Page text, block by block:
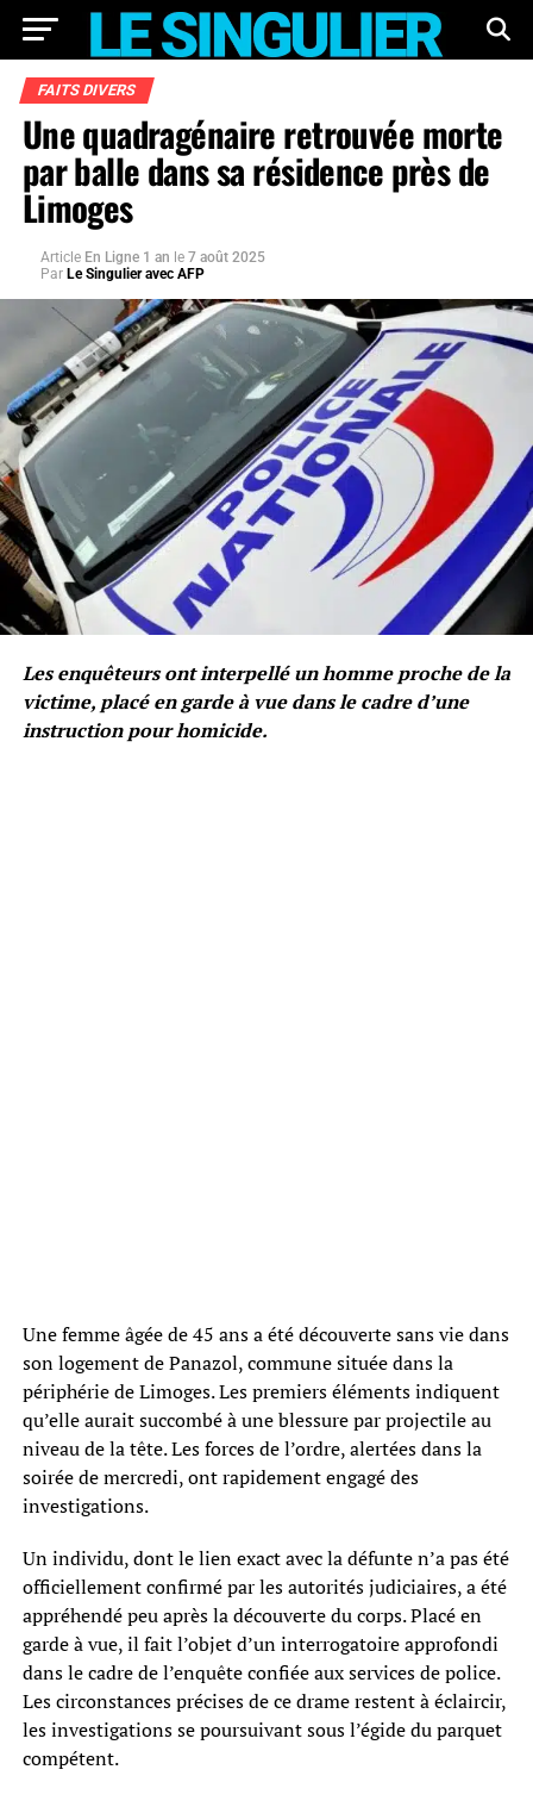
FAITS DIVERS
Une quadragénaire retrouvée morte
par balle dans sa résidence près de
Limoges
Article En Ligne 1 an le 7 août 2025
Par Le Singulier avec AFP
Les enquêteurs ont interpellé un homme proche de la
victime, placé en garde à vue dans le cadre d’une
instruction pour homicide.
Une femme âgée de 45 ans a été découverte sans vie dans
son logement de Panazol, commune située dans la
périphérie de Limoges. Les premiers éléments indiquent
qu’elle aurait succombé à une blessure par projectile au
niveau de la tête. Les forces de l’ordre, alertées dans la
soirée de mercredi, ont rapidement engagé des
investigations.
Un individu, dont le lien exact avec la défunte n’a pas été
officiellement confirmé par les autorités judiciaires, a été
appréhendé peu après la découverte du corps. Placé en
garde à vue, il fait l’objet d’un interrogatoire approfondi
dans le cadre de l’enquête confiée aux services de police.
Les circonstances précises de ce drame restent à éclaircir,
les investigations se poursuivant sous l’égide du parquet
compétent.